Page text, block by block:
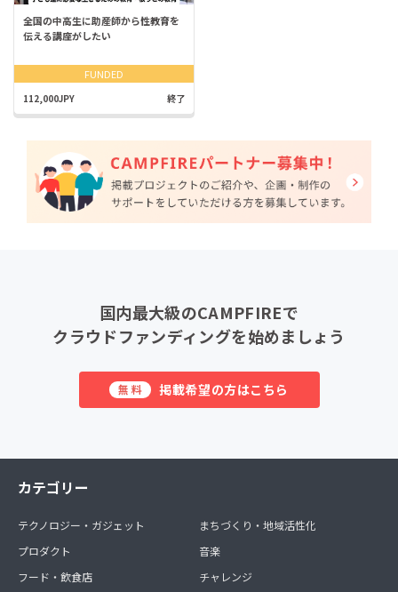
全国の中高生に助産師から性教育を
伝える講座がしたい
FUNDED
112,000JPY 終了
国内最大級のCAMPFIREで
クラウドファンディングを始めましょう
無料 掲載希望の方はこちら
カテゴリー
テクノロジー・ガジェット
プロダクト
フード・飲食店
まちづくり・地域活性化
音楽
チャレンジ